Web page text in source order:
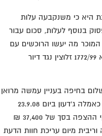
היא כי משנקבעה עלות
בנוסף לעלות, סכום עבור
מה יעשו הרוכשים עם
הסכום שנפסק לזכותם. כך נאמר בע"א 1772/99 זלוצין נגד דיור
בחיפה בעניין עמשה מרואן
נגד עירית שפרעם נפסק ע"י השופטת כאמלה ג'דעון ביום 23.9.08
:"הנתבעת תשלם לתובע את עלות נזקי ההצפה בסך של 37,400 ₪
מיום עריכת חוות הדעת